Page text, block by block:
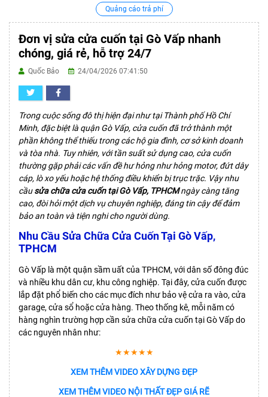
Quảng cáo trả phí
Đơn vị sửa cửa cuốn tại Gò Vấp nhanh
chóng, giá rẻ, hỗ trợ 24/7
Quốc Bảo 24/04/2026 07:41:50
Trong cuộc sống đô thị hiện đại như tại Thành phố Hồ Chí
Minh, đặc biệt là quận Gò Vấp, cửa cuốn đã trở thành một
phần không thể thiếu trong các hộ gia đình, cơ sở kinh doanh
và tòa nhà. Tuy nhiên, với tần suất sử dụng cao, cửa cuốn
thường gặp phải các vấn đề hư hỏng như hỏng motor, đứt dây
cáp, lò xo yếu hoặc hệ thống điều khiển bị trục trặc. Vậy nhu
cầusửa chữa cửa cuốn tại Gò Vấp, TPHCMngày càng tăng
cao, đòi hỏi một dịch vụ chuyên nghiệp, đáng tin cậy để đảm
bảo an toàn và tiện nghi cho người dùng.
Nhu Cầu Sửa Chữa Cửa Cuốn Tại Gò Vấp,
TPHCM
Gò Vấp là một quận sầm uất của TPHCM, với dân số đông đúc
và nhiều khu dân cư, khu công nghiệp. Tại đây, cửa cuốn được
lắp đặt phổ biến cho các mục đích như bảo vệ cửa ra vào, cửa
garage, cửa sổ hoặc cửa hàng. Theo thống kê, mỗi năm có
hàng nghìn trường hợp cần sửa chữa cửa cuốn tại Gò Vấp do
các nguyên nhân như:
★★★★★
XEM THÊM VIDEO XÂY DỰNG ĐẸP
XEM THÊM VIDEO NỘI THẤT ĐẸP GIÁ RẼ